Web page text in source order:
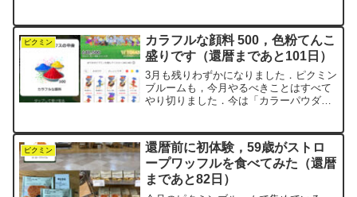
場するというものです．最初はイベント
の流れがよくわからず，n...
ピクミン
カラフルな顔料 500，色粉てんこ
盛りです（還暦まであと101日）
3月も残りわずかになりました．ピクミン
ブルームも，今月やるべきことはすべて
やり切りました．今は「カラーパウダ
です．日曜なので巨大なキノコが出現し
ますが， 今のnegi...
ピクミン
還暦前に初体験，59歳がストロ
ープワッフルを食べてみた（還暦
まであと82日）